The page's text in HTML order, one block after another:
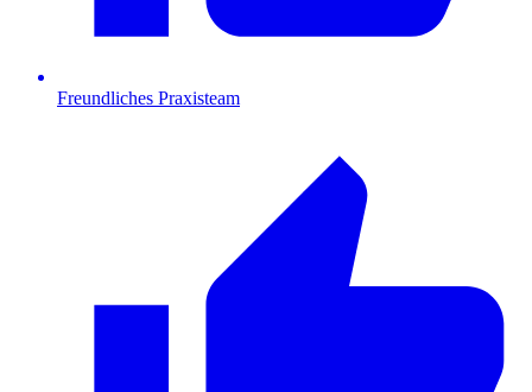
Freundliches Praxisteam